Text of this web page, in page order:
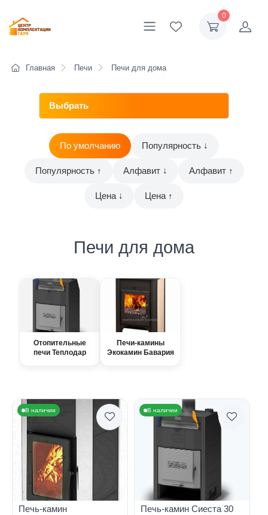
0
Главная Печи Печи для дома
По умолчанию Популярность ↓
Популярность ↑ Алфавит ↓ Алфавит ↑
Цена ↓ Цена ↑
Печи для дома
Отопительные
печи Теплодар
Печи-камины
Экокамин Бавария
В наличии
Печь-камин
В наличии
Печь-камин Сиеста 30